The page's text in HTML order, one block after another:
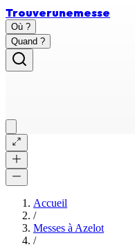
Trouverunemesse
Où ?
Quand ?
Accueil
/
Messes à Azelot
/